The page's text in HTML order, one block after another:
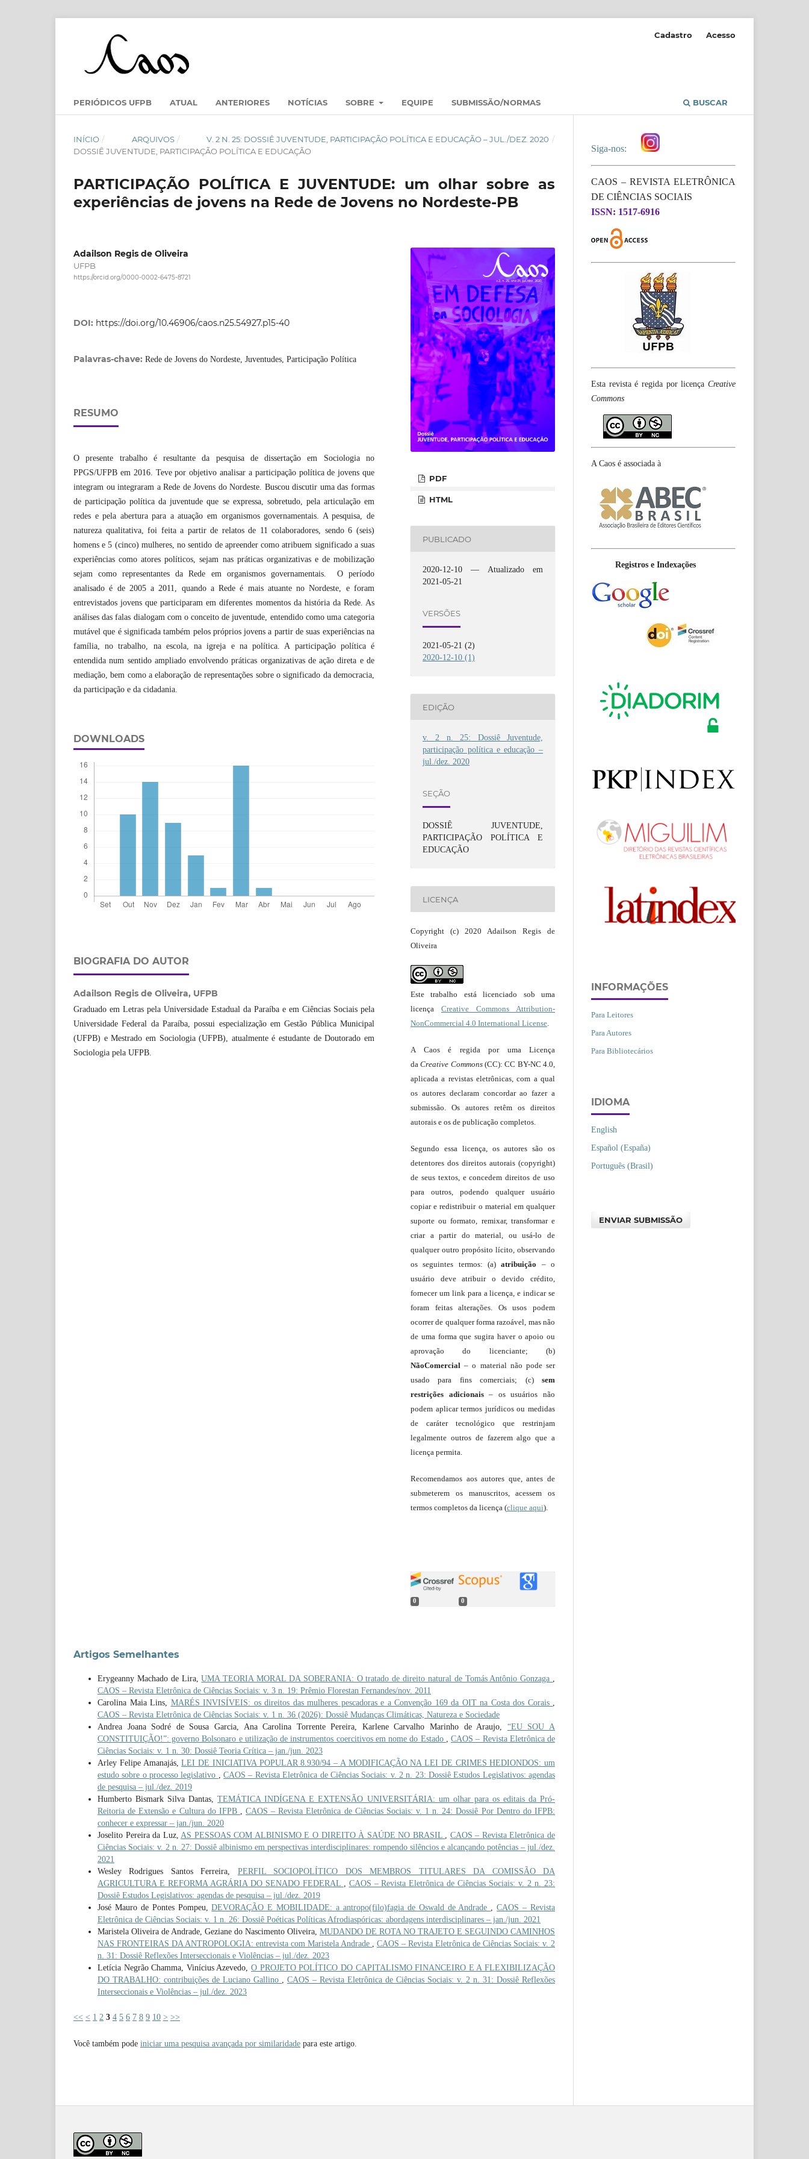
PERIÓDICOS UFPB ATUAL ANTERIORES NOTÍCIAS SOBRE EQUIPE SUBMISSÃO/NORMAS BUSCAR
Cadastro Acesso
INÍCIO / ARQUIVOS / V. 2 N. 25: DOSSIÊ JUVENTUDE, PARTICIPAÇÃO POLÍTICA E EDUCAÇÃO – JUL./DEZ. 2020 /
DOSSIÊ JUVENTUDE, PARTICIPAÇÃO POLÍTICA E EDUCAÇÃO
PARTICIPAÇÃO POLÍTICA E JUVENTUDE: um olhar sobre as
experiências de jovens na Rede de Jovens no Nordeste-PB
Adailson Regis de Oliveira
UFPB
https://orcid.org/0000-0002-6475-8721
DOI: https://doi.org/10.46906/caos.n25.54927.p15-40
Palavras-chave: Rede de Jovens do Nordeste, Juventudes, Participação Política
RESUMO
O presente trabalho é resultante da pesquisa de dissertação em Sociologia no
PPGS/UFPB em 2016. Teve por objetivo analisar a participação política de jovens que
integram ou integraram a Rede de Jovens do Nordeste. Buscou discutir uma das formas
de participação política da juventude que se expressa, sobretudo, pela articulação em
redes e pela abertura para a atuação em organismos governamentais. A pesquisa, de
natureza qualitativa, foi feita a partir de relatos de 11 colaboradores, sendo 6 (seis)
homens e 5 (cinco) mulheres, no sentido de apreender como atribuem significado a suas
experiências como atores políticos, sejam nas práticas organizativas e de mobilização
sejam como representantes da Rede em organismos governamentais. O período
analisado é de 2005 a 2011, quando a Rede é mais atuante no Nordeste, e foram
entrevistados jovens que participaram em diferentes momentos da história da Rede. As
análises das falas dialogam com o conceito de juventude, entendido como uma categoria
mutável que é significada também pelos próprios jovens a partir de suas experiências na
família, no trabalho, na escola, na igreja e na política. A participação política é
entendida num sentido ampliado envolvendo práticas organizativas de ação direta e de
mediação, bem como a elaboração de representações sobre o significado da democracia,
da participação e da cidadania.
DOWNLOADS
BIOGRAFIA DO AUTOR
Adailson Regis de Oliveira, UFPB
Graduado em Letras pela Universidade Estadual da Paraíba e em Ciências Sociais pela
Universidade Federal da Paraíba, possui especialização em Gestão Pública Municipal
(UFPB) e Mestrado em Sociologia (UFPB), atualmente é estudante de Doutorado em
Sociologia pela UFPB.
PDF
HTML
PUBLICADO
2020-12-10 — Atualizado em
2021-05-21
VERSÕES
2021-05-21 (2)
2020-12-10 (1)
EDIÇÃO
v. 2 n. 25: Dossiê Juventude,
participação política e educação –
jul./dez. 2020
SEÇÃO
DOSSIÊ JUVENTUDE,
PARTICIPAÇÃO POLÍTICA E
EDUCAÇÃO
LICENÇA
Copyright (c) 2020 Adailson Regis de
Oliveira
Este trabalho está licenciado sob uma
licença Creative Commons Attribution-
NonCommercial 4.0 International License.
A Caos é regida por uma Licença
daCreative Commons(CC): CC BY-NC 4.0,
aplicada a revistas eletrônicas, com a qual
os autores declaram concordar ao fazer a
submissão. Os autores retêm os direitos
autorais e os de publicação completos.
Segundo essa licença, os autores são os
detentores dos direitos autorais (copyright)
de seus textos, e concedem direitos de uso
para outros, podendo qualquer usuário
copiar e redistribuir o material em qualquer
suporte ou formato, remixar, transformar e
criar a partir do material, ou usá-lo de
qualquer outro propósito lícito, observando
os seguintes termos: (a)atribuição – o
usuário deve atribuir o devido crédito,
fornecer um link para a licença, e indicar se
foram feitas alterações. Os usos podem
ocorrer de qualquer forma razoável, mas não
de uma forma que sugira haver o apoio ou
aprovação do licenciante; (b)
NãoComercial – o material não pode ser
usado para fins comerciais; (c) sem
restrições adicionais– os usuários não
podem aplicar termos jurídicos ou medidas
de caráter tecnológico que restrinjam
legalmente outros de fazerem algo que a
licença permita.
Recomendamos aos autores que, antes de
submeterem os manuscritos, acessem os
termos completos da licença (clique aqui).
0 0
Artigos Semelhantes
Erygeanny Machado de Lira,UMA TEORIA MORAL DA SOBERANIA: O tratado de direito natural de Tomás Antônio Gonzaga ,
CAOS – Revista Eletrônica de Ciências Sociais: v. 3 n. 19: Prêmio Florestan Fernandes/nov. 2011
Carolina Maia Lins, MARÉS INVISÍVEIS: os direitos das mulheres pescadoras e a Convenção 169 da OIT na Costa dos Corais ,
CAOS – Revista Eletrônica de Ciências Sociais: v. 1 n. 36 (2026): Dossiê Mudanças Climáticas, Natureza e Sociedade
Andrea Joana Sodré de Sousa Garcia, Ana Carolina Torrente Pereira, Karlene Carvalho Marinho de Araujo, “EU SOU A
CONSTITUIÇÃO!”: governo Bolsonaro e utilização de instrumentos coercitivos em nome do Estado ,CAOS – Revista Eletrônica de
Ciências Sociais: v. 1 n. 30: Dossiê Teoria Crítica – jan./jun. 2023
Arley Felipe Amanajás,LEI DE INICIATIVA POPULAR 8.930/94 – A MODIFICAÇÃO NA LEI DE CRIMES HEDIONDOS: um
estudo sobre o processo legislativo ,CAOS – Revista Eletrônica de Ciências Sociais: v. 2 n. 23: Dossiê Estudos Legislativos: agendas
de pesquisa – jul./dez. 2019
Humberto Bismark Silva Dantas,TEMÁTICA INDÍGENA E EXTENSÃO UNIVERSITÁRIA: um olhar para os editais da Pró-
Reitoria de Extensão e Cultura do IFPB ,CAOS – Revista Eletrônica de Ciências Sociais: v. 1 n. 24: Dossiê Por Dentro do IFPB:
conhecer e expressar – jan./jun. 2020
Joselito Pereira da Luz,AS PESSOAS COM ALBINISMO E O DIREITO À SAÚDE NO BRASIL , CAOS – Revista Eletrônica de
Ciências Sociais: v. 2 n. 27: Dossiê albinismo em perspectivas interdisciplinares: rompendo silêncios e alcançando potências – jul./dez.
2021
Wesley Rodrigues Santos Ferreira, PERFIL SOCIOPOLÍTICO DOS MEMBROS TITULARES DA COMISSÃO DA
AGRICULTURA E REFORMA AGRÁRIA DO SENADO FEDERAL , CAOS – Revista Eletrônica de Ciências Sociais: v. 2 n. 23:
Dossiê Estudos Legislativos: agendas de pesquisa – jul./dez. 2019
José Mauro de Pontes Pompeu,DEVORAÇÃO E MOBILIDADE: a antropo(filo)fagia de Oswald de Andrade ,CAOS – Revista
Eletrônica de Ciências Sociais: v. 1 n. 26: Dossiê Poéticas Políticas Afrodiaspóricas: abordagens interdisciplinares – jan./jun. 2021
Maristela Oliveira de Andrade, Geziane do Nascimento Oliveira, MUDANDO DE ROTA NO TRAJETO E SEGUINDO CAMINHOS
NAS FRONTEIRAS DA ANTROPOLOGIA: entrevista com Maristela Andrade , CAOS – Revista Eletrônica de Ciências Sociais: v. 2
n. 31: Dossiê Reflexões Interseccionais e Violências – jul./dez. 2023
Letícia Negrão Chamma, Vinícius Azevedo,O PROJETO POLÍTICO DO CAPITALISMO FINANCEIRO E A FLEXIBILIZAÇÃO
DO TRABALHO: contribuições de Luciano Gallino , CAOS – Revista Eletrônica de Ciências Sociais: v. 2 n. 31: Dossiê Reflexões
Interseccionais e Violências – jul./dez. 2023
<< < 1 2 3 4 5 6 7 8 9 10 > >>
Você também pode iniciar uma pesquisa avançada por similaridade para este artigo.
Siga-nos:
CAOS – REVISTA ELETRÔNICA
DE CIÊNCIAS SOCIAIS
ISSN: 1517-6916
Esta revista é regida por licença Creative
Commons
A Caos é associada à
Registros e Indexações
INFORMAÇÕES
Para Leitores
Para Autores
Para Bibliotecários
IDIOMA
English
Español (España)
Português (Brasil)
ENVIAR SUBMISSÃO